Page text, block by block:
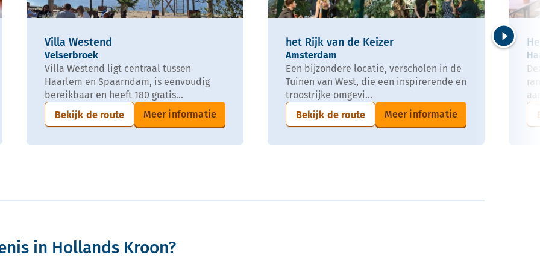
Villa Westend
Velserbroek
Villa Westend ligt centraal tussen
Haarlem en Spaarndam, is eenvoudig
bereikbaar en heeft 180 gratis...
Bekijk de route
Meer informatie
het Rijk van de Keizer
Amsterdam
Een bijzondere locatie, verscholen in de
Tuinen van West, die een inspirerende en
troostrijke omgevi...
Bekijk de route
Meer informatie
Volgende
in Hollands Kroon?